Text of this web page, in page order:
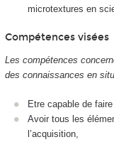
microtextures en
Compétences visées
Les compétences
des connaissances en
Etre capable de
Avoir tous les
l’acquisition,